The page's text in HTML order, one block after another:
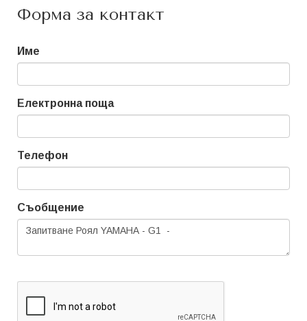
Форма за контакт
Име
Електронна поща
Телефон
Съобщение